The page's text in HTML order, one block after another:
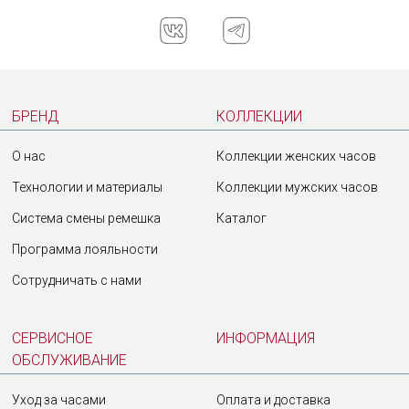
БРЕНД КОЛЛЕКЦИИ
О нас
Технологии и материалы
Система смены ремешка
Программа лояльности
Сотрудничать с нами
Коллекции женских часов
Коллекции мужских часов
Каталог
СЕРВИСНОЕ
ОБСЛУЖИВАНИЕ
ИНФОРМАЦИЯ
Уход за часами Оплата и доставка